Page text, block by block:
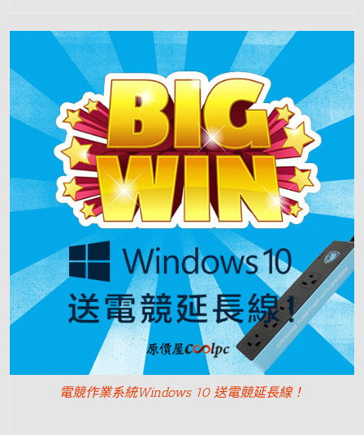
電競作業系統Windows 10 送電競延長線！